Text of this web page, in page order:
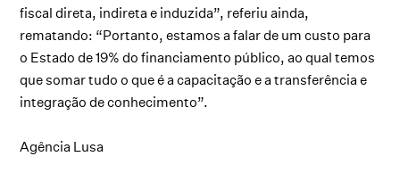
fiscal direta, indireta e induzida”, referiu ainda,
rematando: “Portanto, estamos a falar de um custo para
o Estado de 19% do financiamento público, ao qual temos
que somar tudo o que é a capacitação e a transferência e
integração de conhecimento”.
Agência Lusa